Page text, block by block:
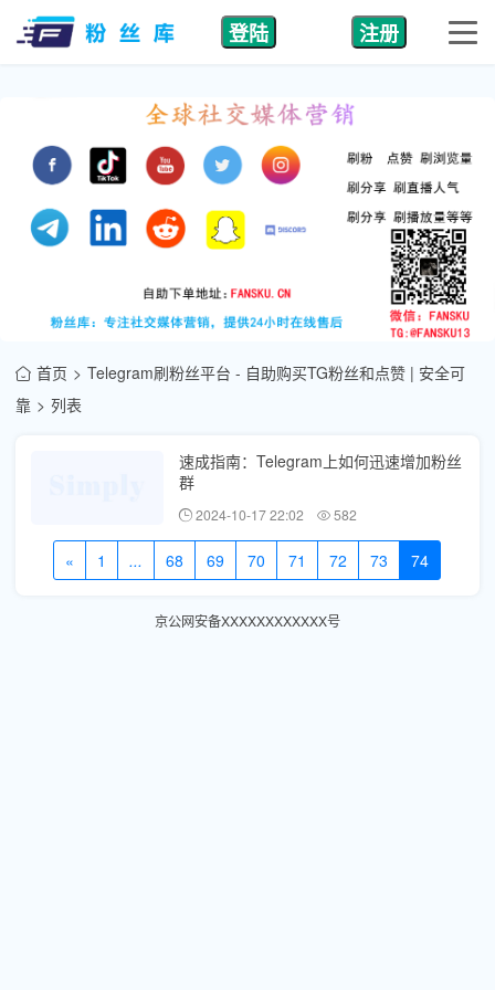
登陆 注册
首页
Telegram刷粉丝平台 - 自助购买TG粉丝和点赞 | 安全可
靠
列表
速成指南：Telegram上如何迅速增加粉丝
群
2024-10-17 22:02 582
« 1 ... 68 69 70 71 72 73 74
京公网安备XXXXXXXXXXXX号